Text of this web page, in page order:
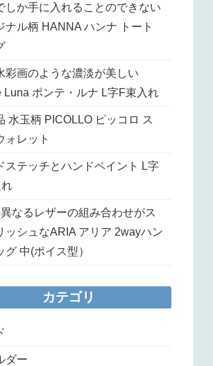
しか手に入れることのできない
ナル柄 HANNA ハンナ トート
彩画のような濃淡が美しい
Luna ポンテ・ルナ L字F束入れ
水玉柄 PICOLLO ピッコロ ス
ォレット
ステッチとハンドペイント L字
なるレザーの組み合わせがス
ッシュなARIA アリア 2wayハン
グ 中(ポイス型）
カテゴリ
ダー